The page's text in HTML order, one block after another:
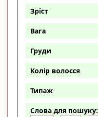
Зріст
Вага
Груди
Колір волосся
Типаж
Слова для пошуку: